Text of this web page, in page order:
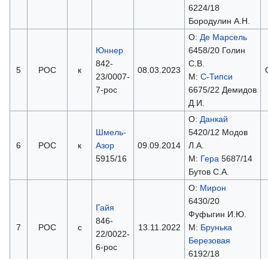
6224/18
Бородулин А.Н.
5 РОС к
Юннер
842-
23/0007-
7-рос
08.03.2023
О: Де Марсель
6458/20 Голин
С.В.
М: С-Типси
6675/22 Демидов
Д.И.
6 РОС к
Шмель-
Азор
5915/16
09.09.2014
О: Данкай
5420/12 Модов
Л.А.
М: Гера 5687/14
Бутов С.А.
7 РОС с
Гайя
846-
22/0022-
6-рос
13.11.2022
О: Мирон
6430/20
Фуфыгин И.Ю.
М: Брунька
Березовая
6192/18